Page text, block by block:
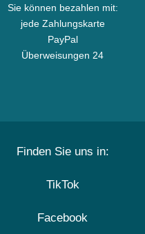
Sie können bezahlen mit:
jede Zahlungskarte
PayPal
Überweisungen 24
Finden Sie uns in:
TikTok
Facebook